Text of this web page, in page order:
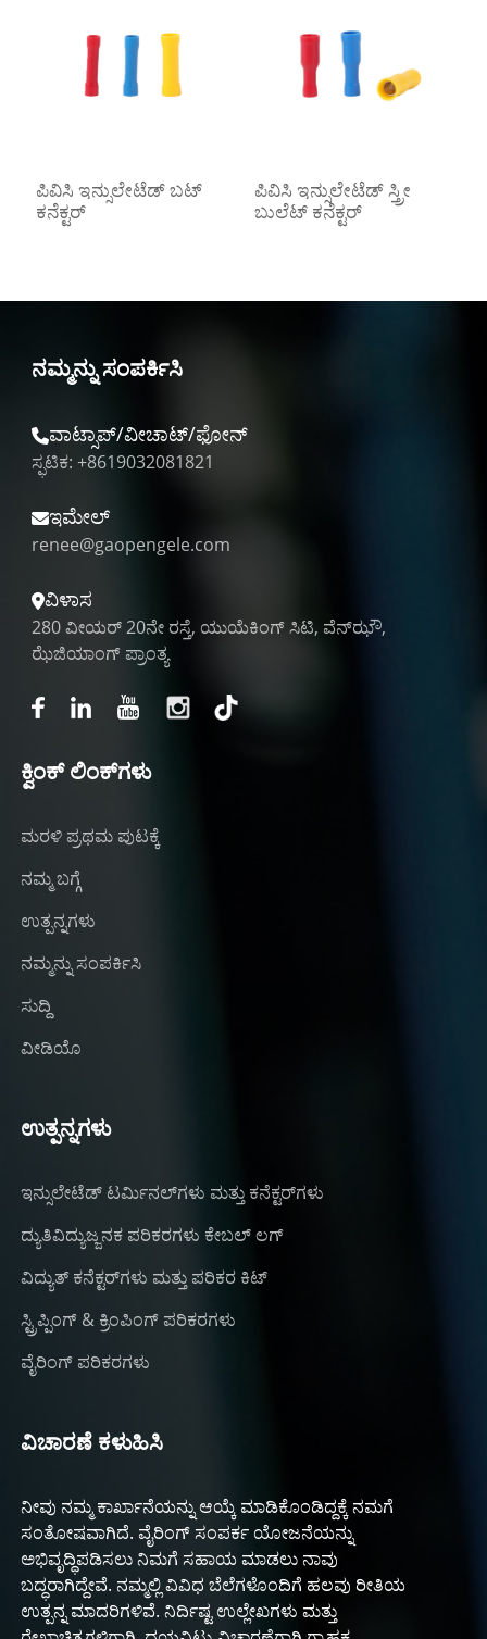
ಪಿವಿಸಿ ಇನ್ಸುಲೇಟೆಡ್ ಬಟ್
ಕನೆಕ್ಟರ್
ಪಿವಿಸಿ ಇನ್ಸುಲೇಟೆಡ್ ಸ್ತ್ರೀ
ಬುಲೆಟ್ ಕನೆಕ್ಟರ್
ನಮ್ಮನ್ನು ಸಂಪರ್ಕಿಸಿ
ವಾಟ್ಸಾಪ್/ವೀಚಾಟ್/ಫೋನ್
ಸ್ಫಟಿಕ: +8619032081821
ಇಮೇಲ್
renee@gaopengele.com
ವಿಳಾಸ
280 ವೀಯರ್ 20ನೇ ರಸ್ತೆ, ಯುಯೆಕಿಂಗ್ ಸಿಟಿ, ವೆನ್‌ಝೌ,
ಝೆಜಿಯಾಂಗ್ ಪ್ರಾಂತ್ಯ
ಕ್ವಿಂಕ್ ಲಿಂಕ್‌ಗಳು
ಮರಳಿ ಪ್ರಥಮ ಪುಟಕ್ಕೆ
ನಮ್ಮ ಬಗ್ಗೆ
ಉತ್ಪನ್ನಗಳು
ನಮ್ಮನ್ನು ಸಂಪರ್ಕಿಸಿ
ಸುದ್ದಿ
ವೀಡಿಯೊ
ಉತ್ಪನ್ನಗಳು
ಇನ್ಸುಲೇಟೆಡ್ ಟರ್ಮಿನಲ್‌ಗಳು ಮತ್ತು ಕನೆಕ್ಟರ್‌ಗಳು
ದ್ಯುತಿವಿದ್ಯುಜ್ಜನಕ ಪರಿಕರಗಳು ಕೇಬಲ್ ಲಗ್
ವಿದ್ಯುತ್ ಕನೆಕ್ಟರ್‌ಗಳು ಮತ್ತು ಪರಿಕರ ಕಿಟ್
ಸ್ಟ್ರಿಪ್ಪಿಂಗ್ & ಕ್ರಿಂಪಿಂಗ್ ಪರಿಕರಗಳು
ವೈರಿಂಗ್ ಪರಿಕರಗಳು
ವಿಚಾರಣೆ ಕಳುಹಿಸಿ
ನೀವು ನಮ್ಮ ಕಾರ್ಖಾನೆಯನ್ನು ಆಯ್ಕೆ ಮಾಡಿಕೊಂಡಿದ್ದಕ್ಕೆ ನಮಗೆ
ಸಂತೋಷವಾಗಿದೆ. ವೈರಿಂಗ್ ಸಂಪರ್ಕ ಯೋಜನೆಯನ್ನು
ಅಭಿವೃದ್ಧಿಪಡಿಸಲು ನಿಮಗೆ ಸಹಾಯ ಮಾಡಲು ನಾವು
ಬದ್ಧರಾಗಿದ್ದೇವೆ. ನಮ್ಮಲ್ಲಿ ವಿವಿಧ ಬೆಲೆಗಳೊಂದಿಗೆ ಹಲವು ರೀತಿಯ
ಉತ್ಪನ್ನ ಮಾದರಿಗಳಿವೆ. ನಿರ್ದಿಷ್ಟ ಉಲ್ಲೇಖಗಳು ಮತ್ತು